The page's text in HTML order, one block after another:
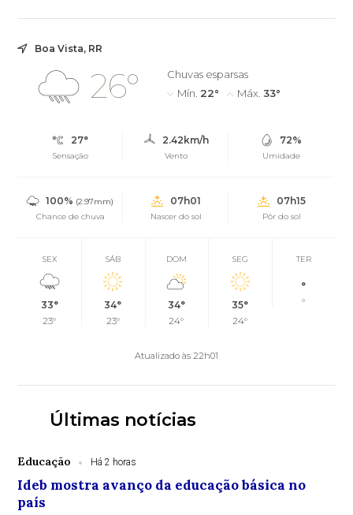
Boa Vista, RR
26°
Chuvas esparsas
Mín. 22° Máx. 33°
27°
Sensação
2.42km/h
Vento
72%
Umidade
100% (2.97mm)
Chance de chuva
07h01
Nascer do sol
07h15
Pôr do sol
SEX
33°
23°
SÁB
34°
23°
DOM
34°
24°
SEG
35°
24°
TER
°
°
Atualizado às 22h01
Últimas notícias
Educação Há 2 horas
Ideb mostra avanço da educação básica no
país